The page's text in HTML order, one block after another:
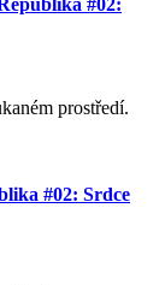
#02:
prostředí.
#02: Srdce